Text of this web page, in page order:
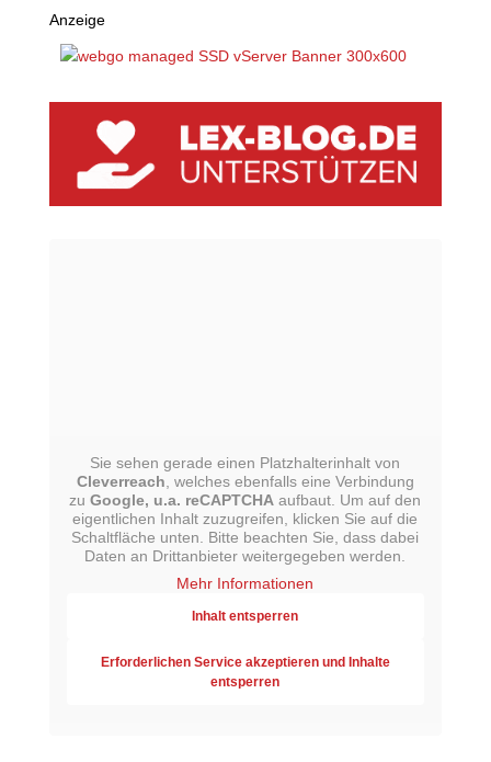
Anzeige
Sie sehen gerade einen Platzhalterinhalt von
Cleverreach , welches ebenfalls eine Verbindung
zuGoogle, u.a. reCAPTCHA aufbaut. Um auf den
eigentlichen Inhalt zuzugreifen, klicken Sie auf die
Schaltfläche unten. Bitte beachten Sie, dass dabei
Daten an Drittanbieter weitergegeben werden.
Mehr Informationen
Inhalt entsperren
Erforderlichen Service akzeptieren und Inhalte
entsperren